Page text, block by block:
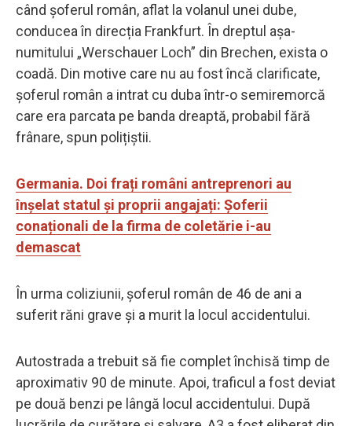
când șoferul român, aflat la volanul unei dube,
conducea în direcția Frankfurt. În dreptul așa-
numitului „Werschauer Loch” din Brechen, exista o
coadă. Din motive care nu au fost încă clarificate,
șoferul român a intrat cu duba într-o semiremorcă
care era parcata pe banda dreaptă, probabil fără
frânare, spun polițiștii.
Germania. Doi frați români antreprenori au
înșelat statul și proprii angajați: Șoferii
conaționali de la firma de coletărie i-au
demascat
În urma coliziunii, șoferul român de 46 de ani a
suferit răni grave și a murit la locul accidentului.
Autostrada a trebuit să fie complet închisă timp de
aproximativ 90 de minute. Apoi, traficul a fost deviat
pe două benzi pe lângă locul accidentului. După